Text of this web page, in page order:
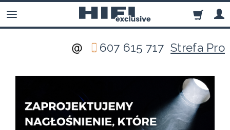
607 615 717Strefa Pro